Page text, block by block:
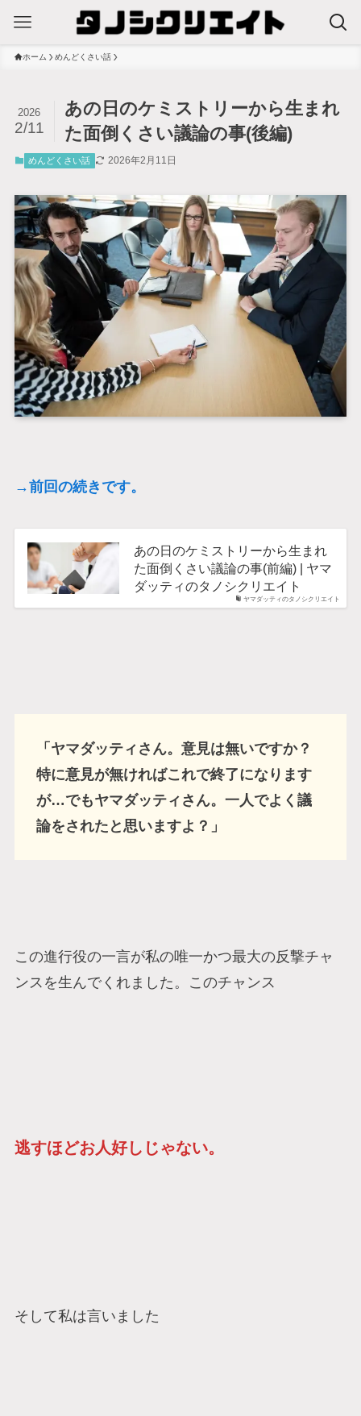
ホーム めんどくさい話
あの日のケミストリーから生まれ
た面倒くさい議論の事(後編)
2026
2/11
めんどくさい話 2026年2月11日
→前回の続きです。
ヤマダッティのタノシクリエイト
あの日のケミストリーから生まれ
た面倒くさい議論の事(前編) | ヤマ
ダッティのタノシクリエイト
「ヤマダッティさん。意見は無いですか？
特に意見が無ければこれで終了になります
が…でもヤマダッティさん。一人でよく議
論をされたと思いますよ？」
この進行役の一言が私の唯一かつ最大の反撃チャ
ンスを生んでくれました。このチャンス
逃すほどお人好しじゃない。
そして私は言いました